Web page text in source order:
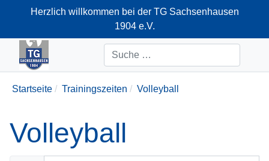
Herzlich willkommen bei der TG Sachsenhausen
1904 e.V.
+49-69-66374712
Suchen
Startseite Trainingszeiten Volleyball
Volleyball